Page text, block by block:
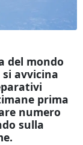
del mondo
si avvicina
prima
numero
sulla